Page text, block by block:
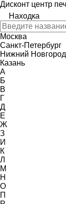
Дисконт центр
Находка
Москва
Санкт-Петербург
Нижний Новгород
Казань
А
Б
В
Г
Д
Е
Ж
З
И
К
Л
М
Н
О
П